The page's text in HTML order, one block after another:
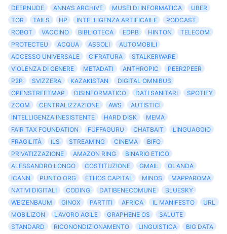
DEEPNUDE
ANNA’S ARCHIVE MUSEI DI INFORMATICA
UBER
TOR
TAILS HP INTELLIGENZA ARTIFICAILE
PODCAST
ROBOT
VACCINO BIBLIOTECA EDPB HINTON
TELECOM
PROTECTEU
ACQUA ASSOLI
AUTOMOBILI
ACCESSO UNIVERSALE
CIFRATURA
STALKERWARE
VIOLENZA DI GENERE
METADATI ANTHROPIC
PEER2PEER
P2P
SVIZZERA KAZAKISTAN
DIGITAL OMNIBUS
OPENSTREETMAP
DISINFORMATICO DATI SANITARI
SPOTIFY
ZOOM
CENTRALIZZAZIONE AWS
AUTISTICI
INTELLIGENZA INESISTENTE
HARD DISK
MEMA
FAIR TAX FOUNDATION
FUFFAGURU CHATBAIT
LINGUAGGIO
FRAGILITÀ
ILS STREAMING CINEMA
BIFO
PRIVATIZZAZIONE
AMAZON RING
BINARIO ETICO
ALESSANDRO LONGO
COSTITUZIONE GMAIL
OLANDA
ICANN
PUNTO ORG ETHOS CAPITAL MINOS
MAPPAROMA
NATIVI DIGITALI
CODING DATIBENECOMUNE
BLUESKY
WEIZENBAUM
GINOX PARTITI AFRICA IL MANIFESTO
URL
MOBILIZON
LAVORO AGILE GRAPHENE OS
SALUTE
STANDARD
RICONONDIZIONAMENTO LINGUISTICA
BIG DATA